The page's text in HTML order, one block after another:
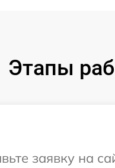
Этапы
заявку на